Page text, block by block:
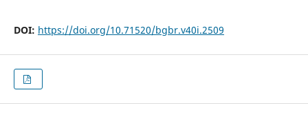
DOI: https://doi.org/10.71520/bgbr.v40i.2509